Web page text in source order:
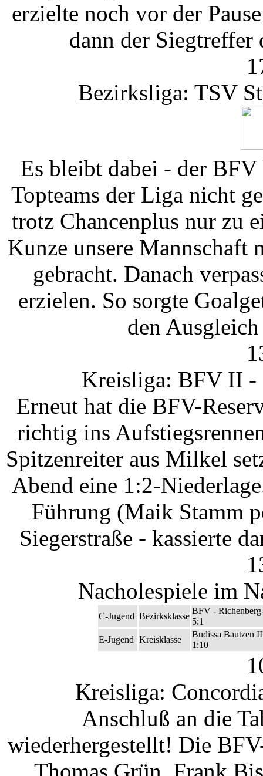
erzielte noch vor der
dann der
Bezirksliga: TSV
Es bleibt dabei - der BFV
Topteams der Liga nicht
trotz Chancenplus nur zu
Kunze unsere Mannschaft
gebracht. Danach
erzielen. So sorgte
den
Kreisliga: BFV II
Erneut hat die BFV-
richtig ins
Spitzenreiter aus Milkel
Abend eine 1:2-
Führung (Maik Stamm
Siegerstraße - kassierte
Nacholespiele im
C-Jugend Bezirksklasse
BFV -
5:1
E-Jugend Kreisklasse
Budissa Bautzen
1:10
Kreisliga:
Anschluß an die
wiederhergestellt! Die